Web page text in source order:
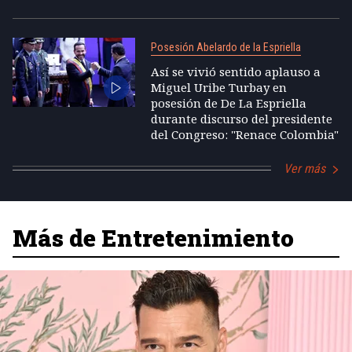
Posesión Abelardo de la Espriella
Así se vivió sentido aplauso a
Miguel Uribe Turbay en
posesión de De La Espriella
durante discurso del presidente
del Congreso: "Renace Colombia"
Ver más
Más de Entretenimiento